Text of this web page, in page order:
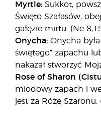
Myrtle: Sukkot,
Święto Szałasów,
gałęzie mirtu. (Ne
Onycha: Onycha
świętego” zapachu
nakazał stworzyć
Rose of Sharon
miodowy zapach i
jest za Różę Szaronu.